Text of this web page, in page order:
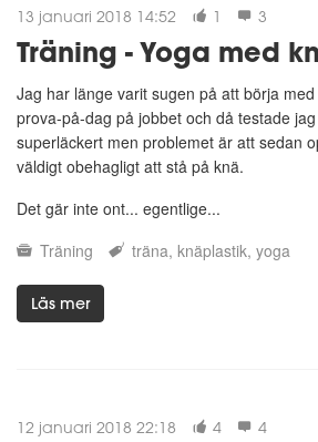
13 januari 2018 14:52 1 3
Träning - Yoga med
Jag har länge varit sugen på att börja
prova-på-dag på jobbet och då testade
superläckert men problemet är att sedan
väldigt obehagligt att stå på knä.
Det gär inte ont... egentlige...
Träning
träna knäplastik yoga
Läs mer
12 januari 2018 22:18 4 4